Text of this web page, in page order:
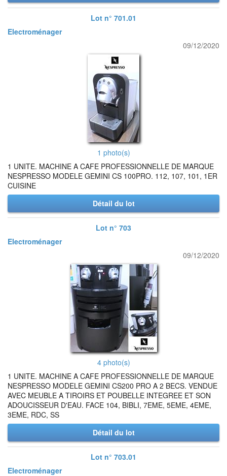
Lot n° 701.01
Electroménager
09/12/2020
1 photo(s)
1 UNITE. MACHINE A CAFE PROFESSIONNELLE DE MARQUE
NESPRESSO MODELE GEMINI CS 100PRO. 112, 107, 101, 1ER
CUISINE
Détail du lot
Lot n° 703
Electroménager
09/12/2020
4 photo(s)
1 UNITE. MACHINE A CAFE PROFESSIONNELLE DE MARQUE
NESPRESSO MODELE GEMINI CS200 PRO A 2 BECS. VENDUE
AVEC MEUBLE A TIROIRS ET POUBELLE INTEGREE ET SON
ADOUCISSEUR D'EAU. FACE 104, BIBLI, 7EME, 5EME, 4EME,
3EME, RDC, SS
Détail du lot
Lot n° 703.01
Electroménager